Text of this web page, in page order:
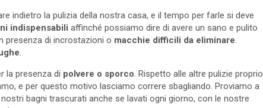
indietro la pulizia della nostra casa, e il tempo per farle si deve
indispensabili affinché possiamo dire di avere un sano e pulito
presenza di incrostazioni o macchie difficili da eliminare
la presenza di polvere o sporco . Rispetto alle altre pulizie proprio
e per questo motivo lasciamo correre sbagliando. Proviamo a
bagni trascurati anche se lavati ogni giorno, con le nostre